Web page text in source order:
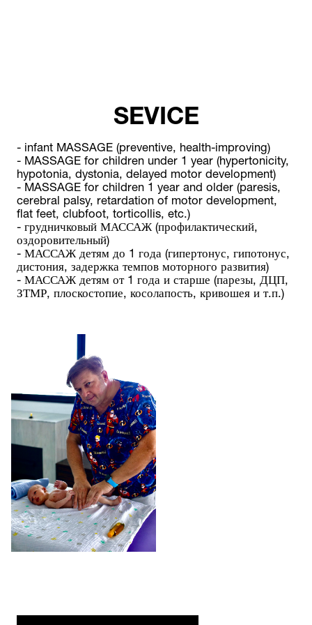
SEVICE
- infant MASSAGE (preventive, health-improving)
- MASSAGE for children under 1 year (hypertonicity,
hypotonia, dystonia, delayed motor development)
- MASSAGE for children 1 year and older (paresis,
cerebral palsy, retardation of motor development,
flat feet, clubfoot, torticollis, etc.)
- грудничковый МАССАЖ (профилактический,
оздоровительный)
- МАССАЖ детям до 1 года (гипертонус, гипотонус,
дистония, задержка темпов моторного развития)
- МАССАЖ детям от 1 года и старше (парезы, ДЦП,
ЗТМР, плоскостопие, косолапость, кривошея и т.п.)